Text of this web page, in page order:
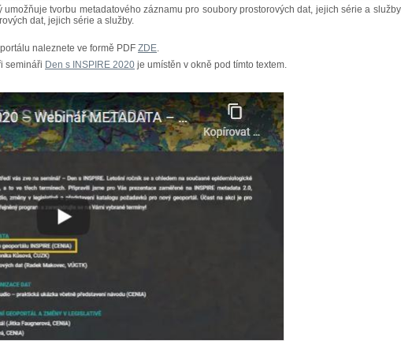
umožňuje tvorbu metadatového záznamu pro soubory prostorových dat, jejich série a
dat, jejich série a služby.
naleznete ve formě PDF ZDE.
semináři Den s INSPIRE 2020 je umístěn v okně pod tímto textem.